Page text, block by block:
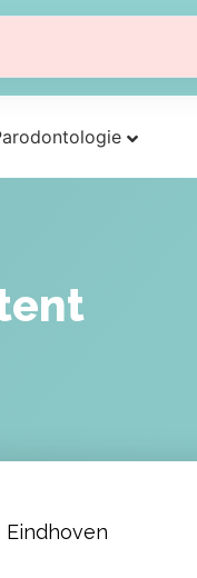
eindhoven.nl